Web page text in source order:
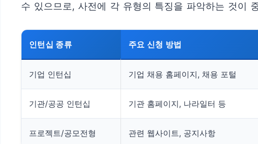
수 있으므로, 사전에 각 유형의 특징을 파악하는 것이
인턴십 종류 주요 신청 방법
기업 인턴십 기업 채용 홈페이지, 채용 포털
기관/공공 인턴십 기관 홈페이지, 나라일터 등
프로젝트/공모전형 관련 웹사이트, 공지사항